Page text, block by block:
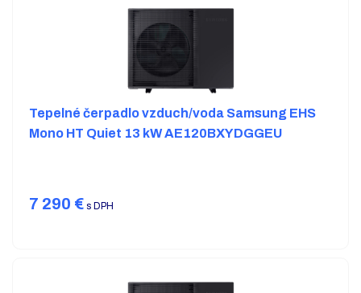
Tepelné čerpadlo vzduch/voda Samsung EHS
Mono HT Quiet 13 kW AE120BXYDGGEU
7 290 € s DPH